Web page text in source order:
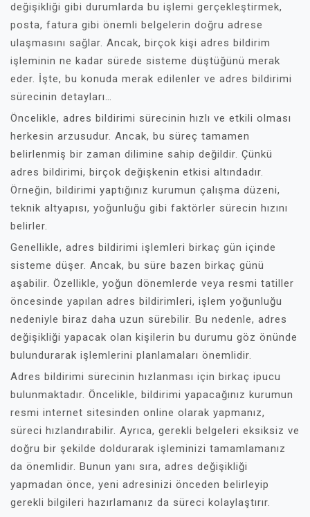
değişikliği gibi durumlarda bu işlemi gerçekleştirmek,
posta, fatura gibi önemli belgelerin doğru adrese
ulaşmasını sağlar. Ancak, birçok kişi adres bildirim
işleminin ne kadar sürede sisteme düştüğünü merak
eder. İşte, bu konuda merak edilenler ve adres bildirimi
sürecinin detayları…
Öncelikle, adres bildirimi sürecinin hızlı ve etkili olması
herkesin arzusudur. Ancak, bu süreç tamamen
belirlenmiş bir zaman dilimine sahip değildir. Çünkü
adres bildirimi, birçok değişkenin etkisi altındadır.
Örneğin, bildirimi yaptığınız kurumun çalışma düzeni,
teknik altyapısı, yoğunluğu gibi faktörler sürecin hızını
belirler.
Genellikle, adres bildirimi işlemleri birkaç gün içinde
sisteme düşer. Ancak, bu süre bazen birkaç günü
aşabilir. Özellikle, yoğun dönemlerde veya resmi tatiller
öncesinde yapılan adres bildirimleri, işlem yoğunluğu
nedeniyle biraz daha uzun sürebilir. Bu nedenle, adres
değişikliği yapacak olan kişilerin bu durumu göz önünde
bulundurarak işlemlerini planlamaları önemlidir.
Adres bildirimi sürecinin hızlanması için birkaç ipucu
bulunmaktadır. Öncelikle, bildirimi yapacağınız kurumun
resmi internet sitesinden online olarak yapmanız,
süreci hızlandırabilir. Ayrıca, gerekli belgeleri eksiksiz ve
doğru bir şekilde doldurarak işleminizi tamamlamanız
da önemlidir. Bunun yanı sıra, adres değişikliği
yapmadan önce, yeni adresinizi önceden belirleyip
gerekli bilgileri hazırlamanız da süreci kolaylaştırır.